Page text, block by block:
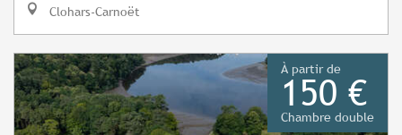
Clohars-Carnoët
À partir de
150 €
Chambre double